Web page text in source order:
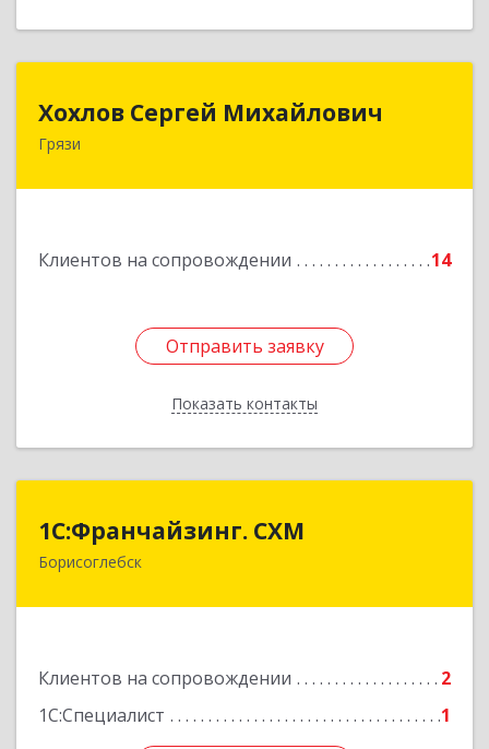
Хохлов Сергей Михайлович
Грязи
Клиентов на сопровождении 14
Отправить заявку
Показать контакты
Хохлов Сергей Михайлович
Отправить заявку
Назад
1С:Франчайзинг. СХМ
Борисоглебск
Клиентов на сопровождении
2
1С:Специалист
1
397165, Воронежская обл, Борисоглебский р-н,